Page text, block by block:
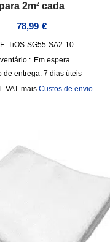
para 2m² cada
78,99 €
TiOS-SG55-SA2-10
: Em espera
de entrega: 7 dias úteis
VAT mais Custos de envio